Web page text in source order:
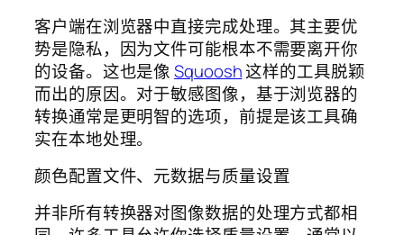
客户端在浏览器中直接完成处理。其主要优
势是隐私，因为文件可能根本不需要离开你
的设备。这也是像Squoosh这样的工具脱颖
而出的原因。对于敏感图像，基于浏览器的
转换通常是更明智的选项，前提是该工具确
实在本地处理。
颜色配置文件、元数据与质量设置
并非所有转换器对图像数据的处理方式都相